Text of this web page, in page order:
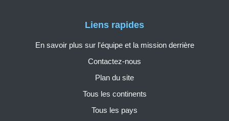
Liens rapides
En savoir plus sur l'équipe et la mission derrière
Contactez-nous
Plan du site
Tous les continents
Tous les pays